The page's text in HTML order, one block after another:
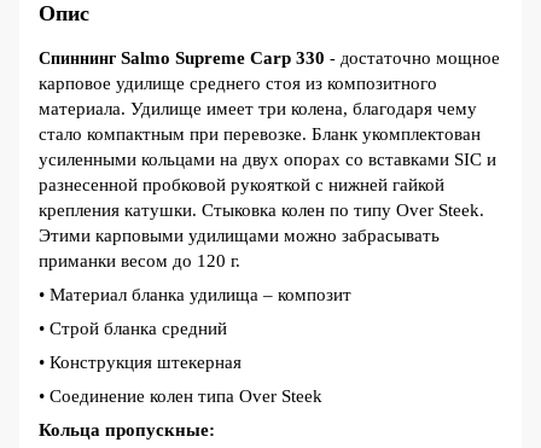
Опис
Спиннинг Salmo Supreme Carp 330 - достаточно мощное
карповое удилище среднего стоя из композитного
материала. Удилище имеет три колена, благодаря чему
стало компактным при перевозке. Бланк укомплектован
усиленными кольцами на двух опорах со вставками SIC и
разнесенной пробковой рукояткой с нижней гайкой
крепления катушки. Стыковка колен по типу Over Steek.
Этими карповыми удилищами можно забрасывать
приманки весом до 120 г.
• Материал бланка удилища – композит
• Строй бланка средний
• Конструкция штекерная
• Соединение колен типа Over Steek
Кольца пропускные: